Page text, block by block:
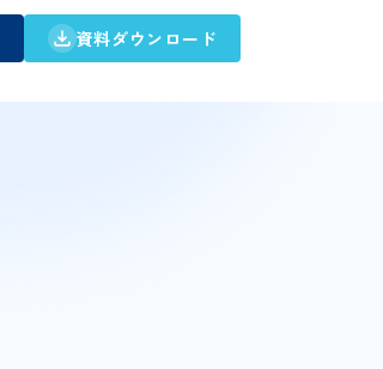
資料ダウンロード